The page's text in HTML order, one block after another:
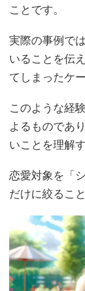
ことです。
実際の事例で
いることを伝
てしまったケ
このような経
よるものであ
いことを理解
恋愛対象を「
だけに絞るこ